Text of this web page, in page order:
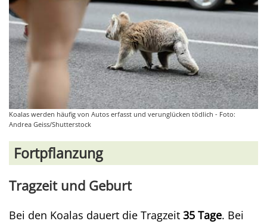
Koalas werden häufig von Autos erfasst und verunglücken tödlich - Foto:
Andrea Geiss/Shutterstock
Fortpflanzung
Tragzeit und Geburt
Bei den Koalas dauert die Tragzeit 35 Tage. Bei